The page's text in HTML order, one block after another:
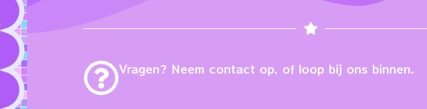
Vragen? Neem contact op, of loop bij ons binnen.